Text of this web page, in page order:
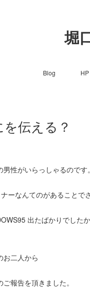
堀
Blog HP
伝える？
性がいらっしゃるのです。
ーなんてのがあることで
出たばかりでしたか
お二人から
報告を頂きました。